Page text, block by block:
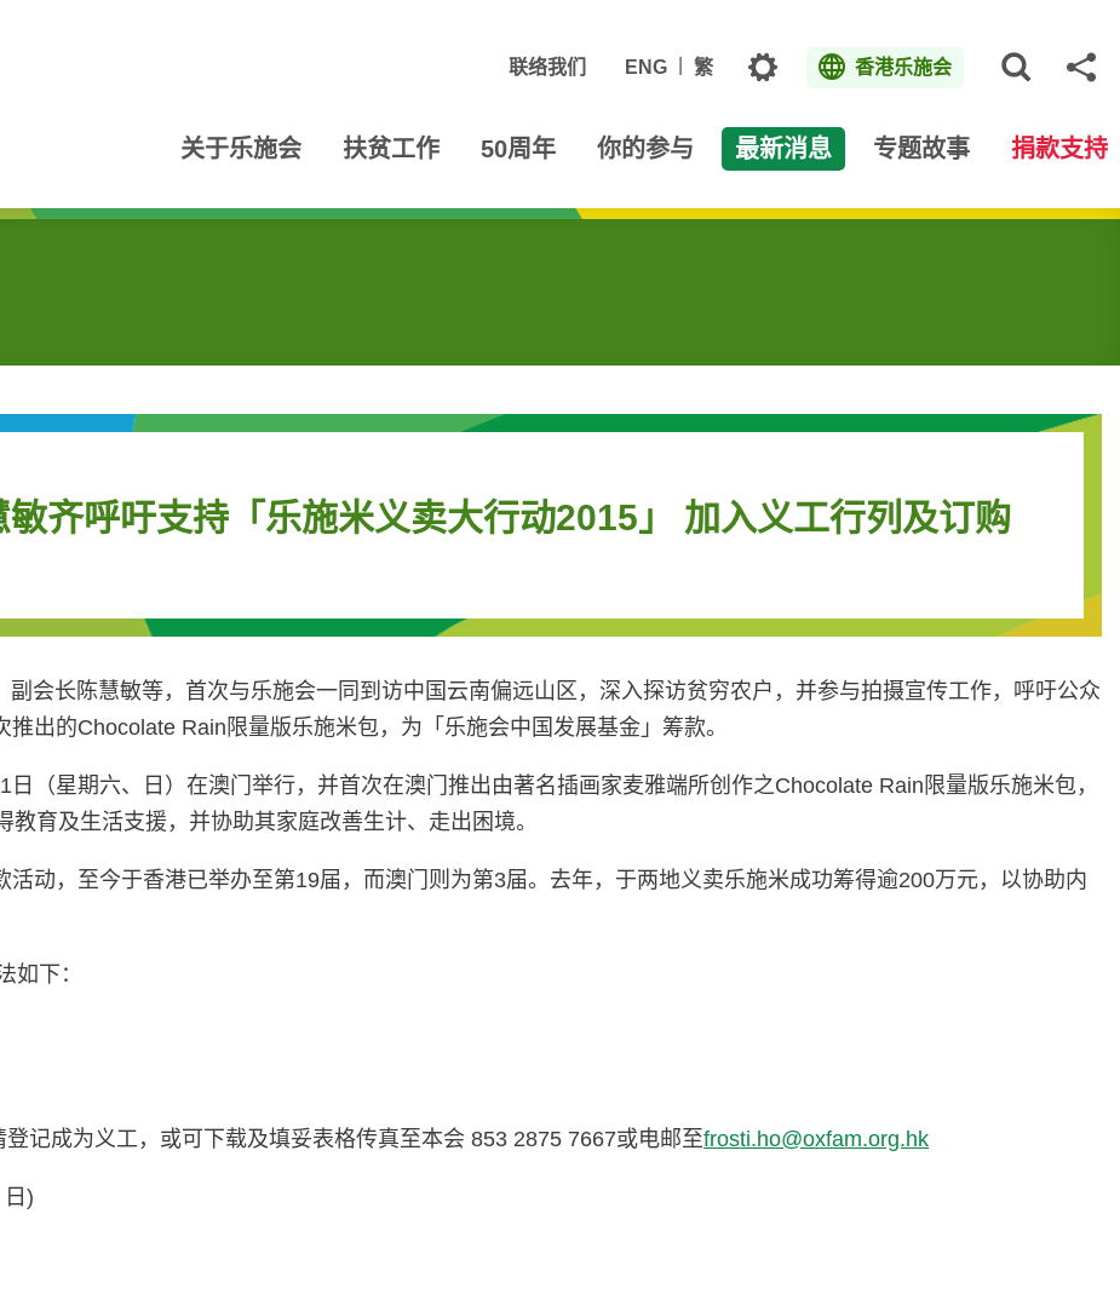
联络我们 ENG 繁 主题 香港乐施会
关于乐施会 扶贫工作 50周年 你的参与 最新消息 专题故事 捐款支持
齐呼吁支持「乐施米义卖大行动2015」 加入义工行列及订购
会长陈慧敏等，首次与乐施会一同到访中国云南偏远山区，深入探访贫穷农户，并参与拍摄宣传工作，呼吁公众
推出的Chocolate Rain限量版乐施米包，为「乐施会中国发展基金」筹款。
（星期六、日）在澳门举行，并首次在澳门推出由著名插画家麦雅端所创作之Chocolate Rain限量版乐施米包，
育及生活支援，并协助其家庭改善生计、走出困境。
活动，至今于香港已举办至第19届，而澳门则为第3届。去年，于两地义卖乐施米成功筹得逾200万元，以协助内
如下：
登记成为义工，或可下载及填妥表格传真至本会 853 2875 7667或电邮至frosti.ho@oxfam.org.hk
)